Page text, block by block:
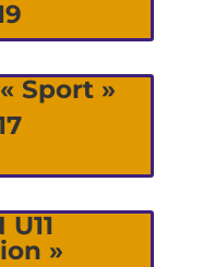
Sport »
»